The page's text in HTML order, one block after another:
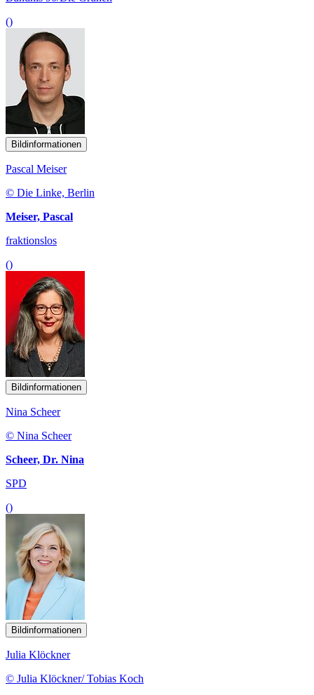
()
Bildinformationen
Pascal Meiser
© Die Linke, Berlin
Meiser, Pascal
fraktionslos
()
Bildinformationen
Nina Scheer
© Nina Scheer
Scheer, Dr. Nina
SPD
()
Bildinformationen
Julia Klöckner
© Julia Klöckner/ Tobias Koch